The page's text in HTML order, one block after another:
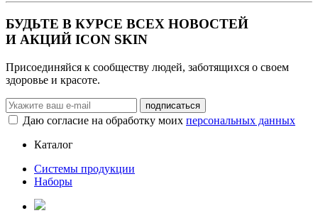
БУДЬТЕ В КУРСЕ ВСЕХ НОВОСТЕЙ
И АКЦИЙ ICON SKIN
Присоединяйся к сообществу людей, заботящихся о своем
здоровье и красоте.
Даю согласие на обработку моих персональных данных
Каталог
Системы продукции
Наборы